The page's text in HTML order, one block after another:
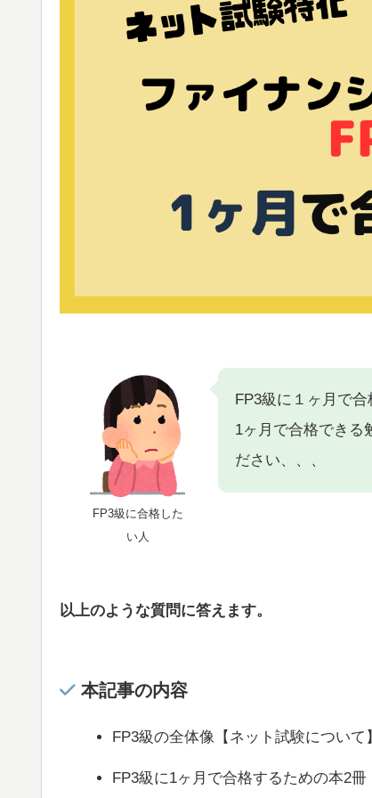
FP3級に合格した
い人
FP3級に１ヶ月で合
1ヶ月で合格できる
ださい、、、
以上のような質問に答えます。
本記事の内容
FP3級の全体像【ネット試験について】
FP3級に1ヶ月で合格するための本2冊